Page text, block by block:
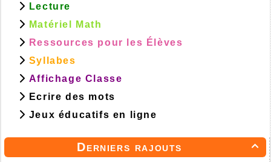

Derniers rajouts
Lecture
Matériel Math
Ressources pour les Élèves
Syllabes
Affichage Classe
Ecrire des mots
Jeux éducatifs en ligne